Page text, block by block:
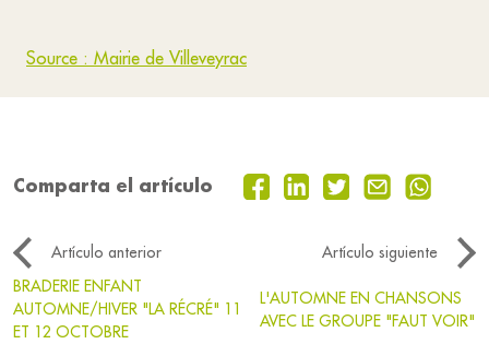
Source : Mairie de Villeveyrac
Comparta el artículo
Artículo anterior
Artículo siguiente
BRADERIE ENFANT
AUTOMNE/HIVER "LA RÉCRÉ" 11
ET 12 OCTOBRE
L'AUTOMNE EN CHANSONS
AVEC LE GROUPE "FAUT VOIR"